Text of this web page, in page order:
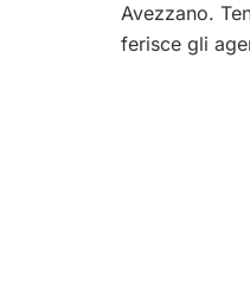
Avezzano.
ferisce gli